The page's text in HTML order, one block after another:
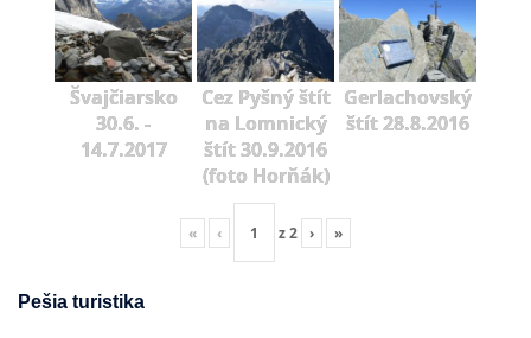
Švajčiarsko
30.6. -
14.7.2017
Cez Pyšný štít
na Lomnický
štít 30.9.2016
(foto Horňák)
Gerlachovský
štít 28.8.2016
« ‹ z2 › »
Pešia turistika